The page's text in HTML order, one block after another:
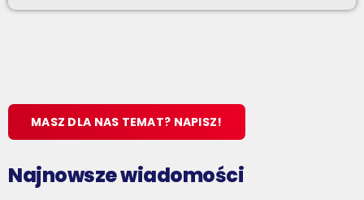
MASZ DLA NAS TEMAT? NAPISZ!
Najnowsze wiadomości